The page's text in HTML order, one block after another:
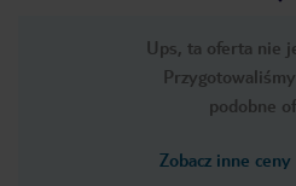
Ups, ta oferta nie
podobne
Zobacz inne